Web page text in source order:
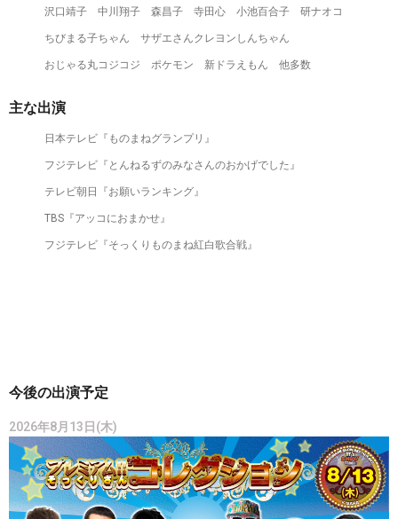
沢口靖子 中川翔子 森昌子 寺田心 小池百合子 研ナオコ
ちびまる子ちゃん サザエさんクレヨンしんちゃん
おじゃる丸コジコジ ポケモン 新ドラえもん 他多数
主な出演
日本テレビ『ものまねグランプリ』
フジテレビ『とんねるずのみなさんのおかげでした』
テレビ朝日『お願いランキング』
TBS『アッコにおまかせ』
フジテレビ『そっくりものまね紅白歌合戦』
今後の出演予定
2026年8月13日(木)